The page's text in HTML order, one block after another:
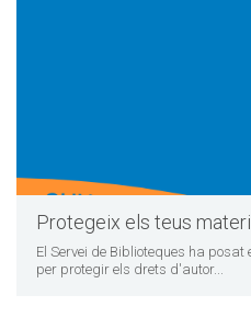
Protegeix els teus
El Servei de Biblioteques ha
per protegir els drets d'autor...